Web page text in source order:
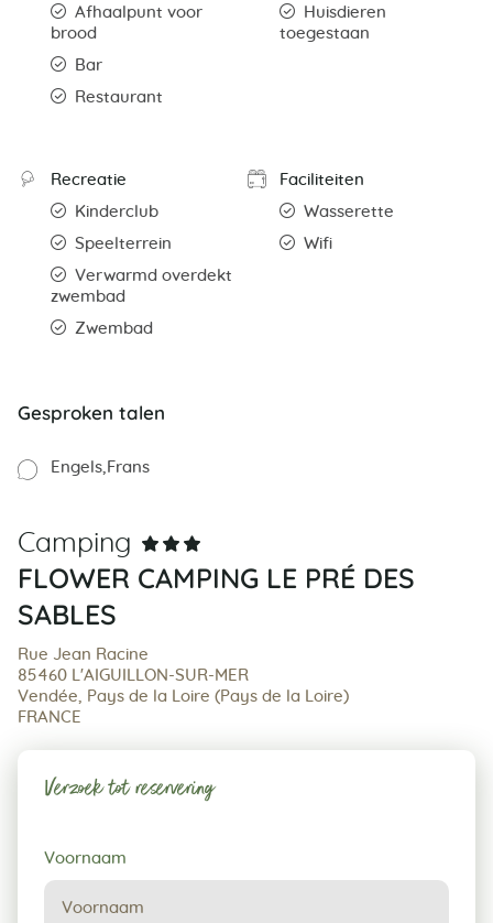
Afhaalpunt voor
brood
Bar
Restaurant
Huisdieren
toegestaan
Recreatie
Kinderclub
Speelterrein
Verwarmd overdekt
zwembad
Zwembad
Faciliteiten
Wasserette
Wifi
Gesproken talen
Engels Frans
Camping
FLOWER CAMPING LE PRÉ DES
SABLES
Rue Jean Racine
85460 L'AIGUILLON-SUR-MER
Vendée, Pays de la Loire (Pays de la Loire)
FRANCE
Verzoek tot reservering
Verzoek
tot
reservering
Voornaam